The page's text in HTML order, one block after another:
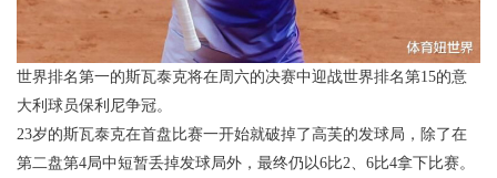
世界排名第一的斯瓦泰克将在周六的决赛中迎战世界排名第15的意
大利球员保利尼争冠。
23岁的斯瓦泰克在首盘比赛一开始就破掉了高芙的发球局，除了在
第二盘第4局中短暂丢掉发球局外，最终仍以6比2、6比4拿下比赛。